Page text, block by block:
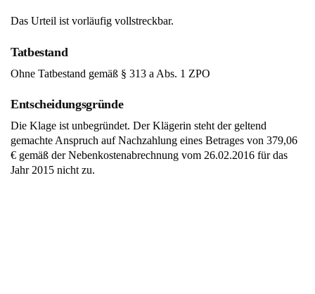
Das Urteil ist vorläufig vollstreckbar.
Tatbestand
Ohne Tatbestand gemäß § 313 a Abs. 1 ZPO
Entscheidungsgründe
Die Klage ist unbegründet. Der Klägerin steht der geltend
gemachte Anspruch auf Nachzahlung eines Betrages von 379,06
€ gemäß der Nebenkostenabrechnung vom 26.02.2016 für das
Jahr 2015 nicht zu.